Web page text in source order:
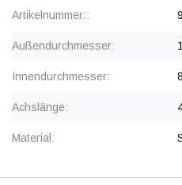
Artikelnummer::
Außendurchmesser:
Innendurchmesser:
Achslänge:
Material: